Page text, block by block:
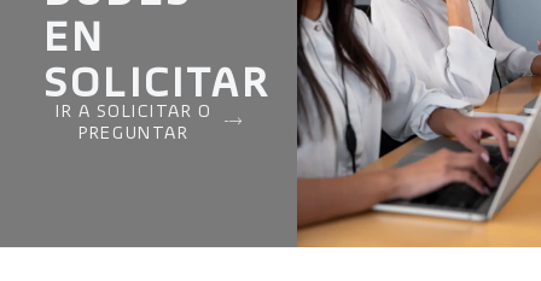
EN
SOLICITAR
IR A SOLICITAR O
PREGUNTAR